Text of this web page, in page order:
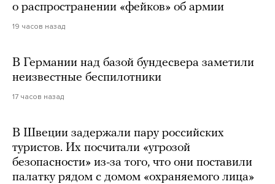
о распространении «фейков» об армии
19 часов назад
В Германии над базой бундесвера заметили
неизвестные беспилотники
17 часов назад
В Швеции задержали пару российских
туристов. Их посчитали «угрозой
безопасности» из-за того, что они поставили
палатку рядом с домом «охраняемого лица»